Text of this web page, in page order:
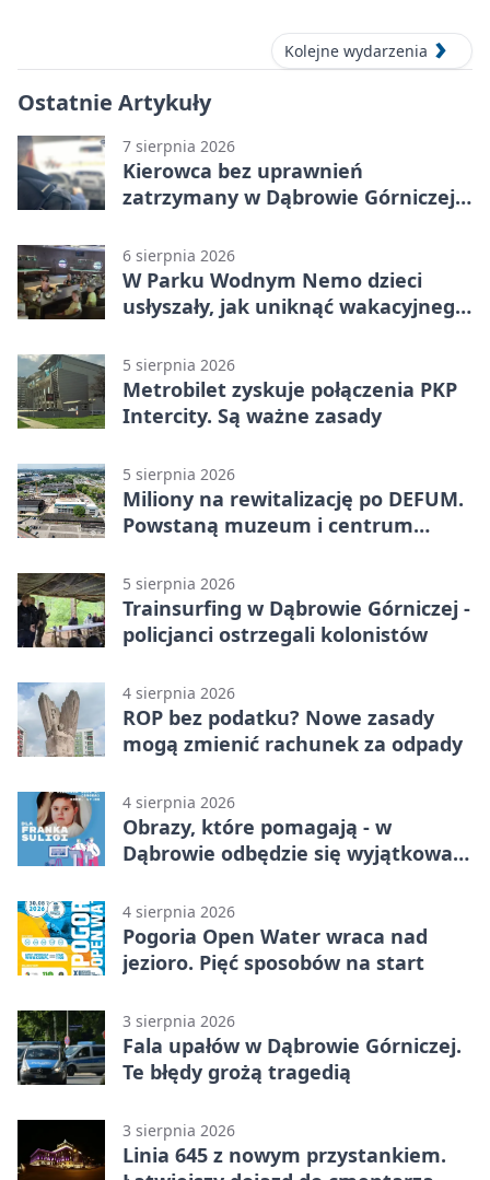
Kolejne wydarzenia
Ostatnie Artykuły
7 sierpnia 2026
Kierowca bez uprawnień
zatrzymany w Dąbrowie Górniczej.
6 sierpnia 2026
W Parku Wodnym Nemo dzieci
usłyszały, jak uniknąć wakacyjnego
5 sierpnia 2026
Metrobilet zyskuje połączenia PKP
Intercity. Są ważne zasady
5 sierpnia 2026
Miliony na rewitalizację po DEFUM.
Powstaną muzeum i centrum
5 sierpnia 2026
Trainsurfing w Dąbrowie Górniczej -
policjanci ostrzegali kolonistów
4 sierpnia 2026
ROP bez podatku? Nowe zasady
mogą zmienić rachunek za odpady
4 sierpnia 2026
Obrazy, które pomagają - w
Dąbrowie odbędzie się wyjątkowa
4 sierpnia 2026
Pogoria Open Water wraca nad
jezioro. Pięć sposobów na start
3 sierpnia 2026
Fala upałów w Dąbrowie Górniczej.
Te błędy grożą tragedią
3 sierpnia 2026
Linia 645 z nowym przystankiem.